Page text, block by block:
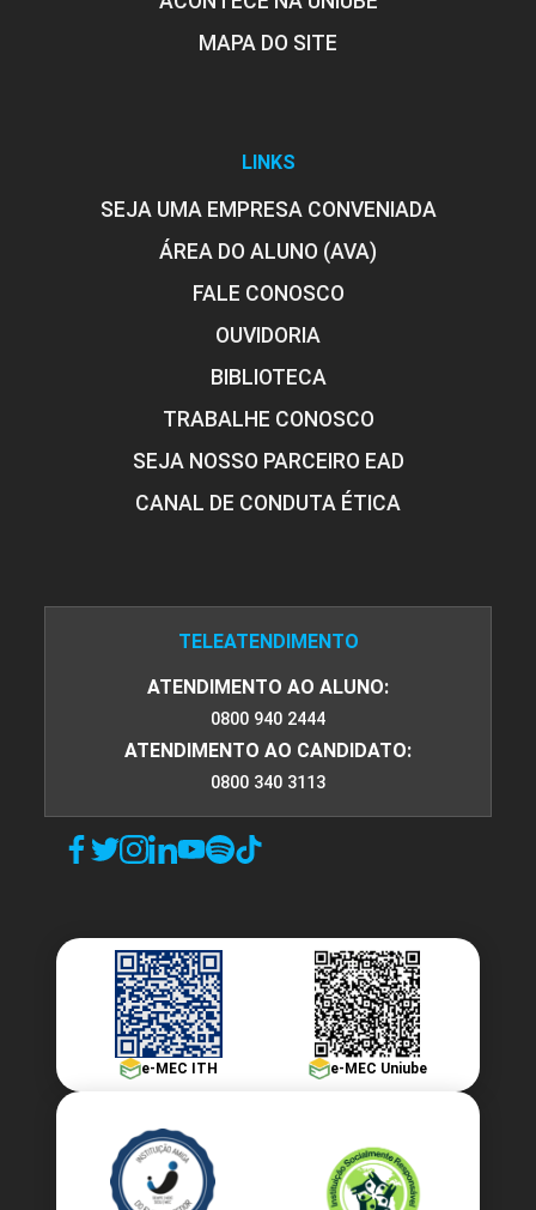
MAPA DO SITE
LINKS
SEJA UMA EMPRESA CONVENIADA
ÁREA DO ALUNO (AVA)
FALE CONOSCO
OUVIDORIA
BIBLIOTECA
TRABALHE CONOSCO
SEJA NOSSO PARCEIRO EAD
CANAL DE CONDUTA ÉTICA
TELEATENDIMENTO
ATENDIMENTO AO ALUNO:
0800 940 2444
ATENDIMENTO AO CANDIDATO:
0800 340 3113
e-MEC ITH e-MEC Uniube